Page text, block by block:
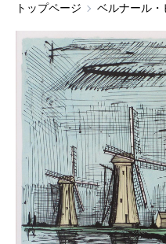
トップページ ベルナール・